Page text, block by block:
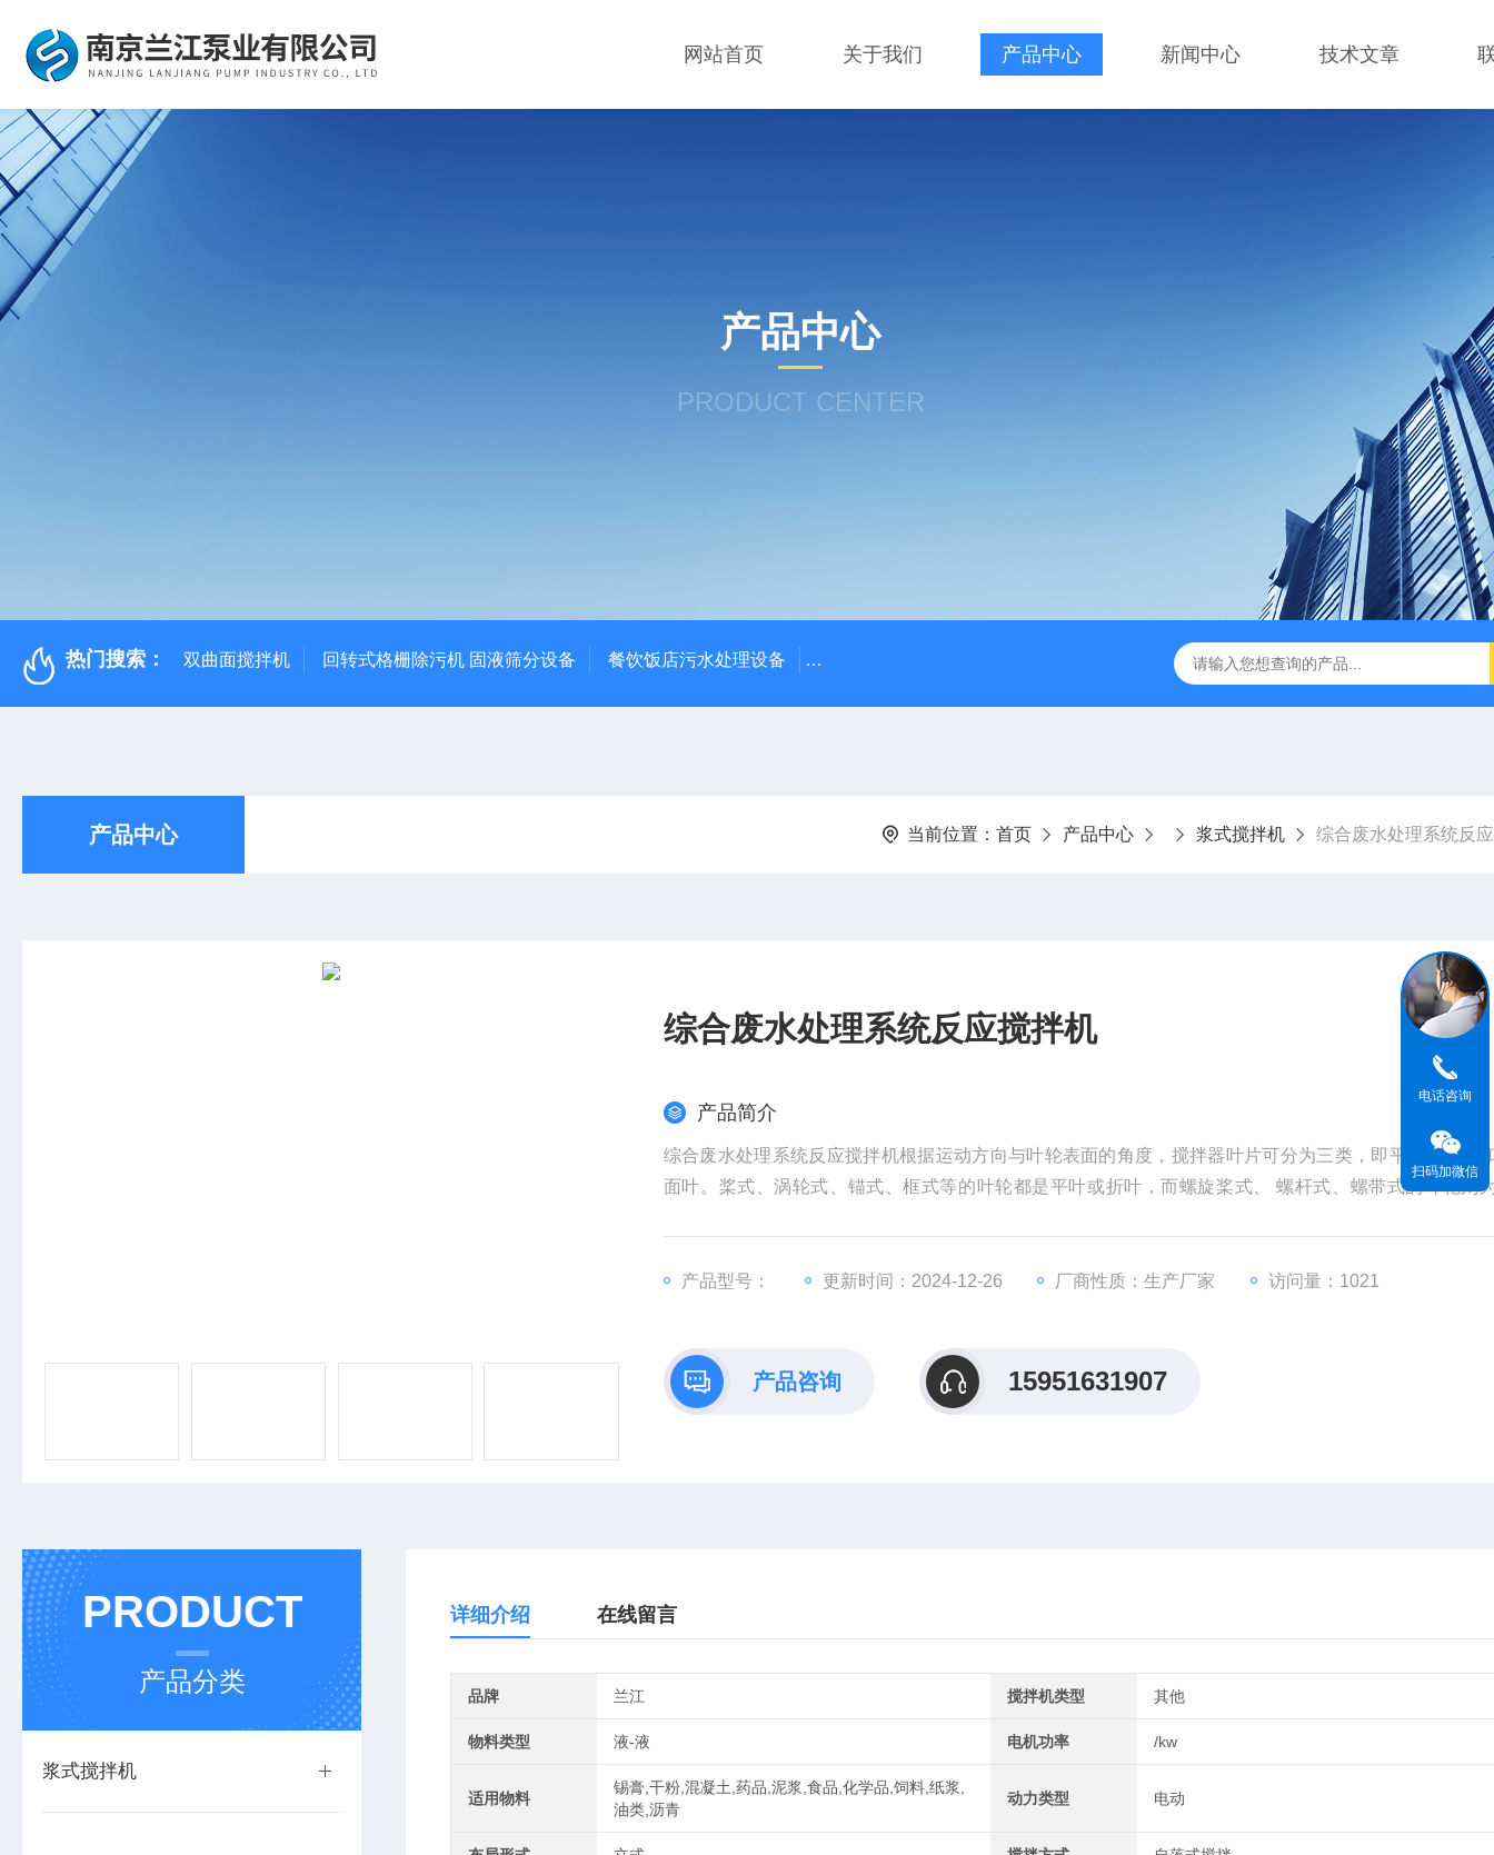
网站首页 关于我们 产品中心 新闻中心 技术文章
产品中心
PRODUCT CENTER
热门搜索： 双曲面搅拌机 回转式格栅除污机 固液筛分设备 餐饮饭店污水处理设备 高密度沉淀池中心传动刮泥机 伞型双曲面立式搅拌机 WNG5二沉池刮吸泥机原
产品中心 当前位置： 首页 产品中心 浆式搅拌机 综合废水处理系统反
综合废水处理系统反应搅拌机
产品简介
综合废水处理系统反应搅拌机根据运动方向与叶轮表面的角度，搅拌器叶片可分为三类，即平叶、折叶
面叶。桨式、涡轮式、锚式、框式等的叶轮都是平叶或折叶，而螺旋桨式、 螺杆式、螺带式的叶轮则
产品型号： 更新时间：2024-12-26 厂商性质：生产厂家 访问量：1021
产品咨询 15951631907
PRODUCT
产品分类
浆式搅拌机
详细介绍 在线留言
品牌 兰江 搅拌机类型 其他
物料类型 液-液 电机功率 /kw
适用物料
锡膏,干粉,混凝土,药品,泥浆,食品,化学品,饲料,纸浆,
油类,沥青
动力类型 电动
电话咨询
扫码加微信